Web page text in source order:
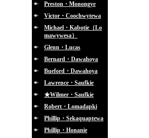
Preston・Monongye
Victor・Coochwytewa
Michael・Kabotie（Lo
mawywesa）
Glenn・Lucas
Bernard・Dawahoya
Bueford・Dawahoya
Lawrence・Saufkie
★Wilmer・Saufkie
Robert・Lomadapki
Phillip・Sekaquaptewa
Phillip・Honanie